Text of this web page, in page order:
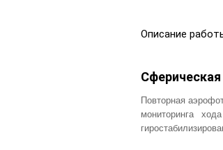
Описание
Повторная
мониторинга